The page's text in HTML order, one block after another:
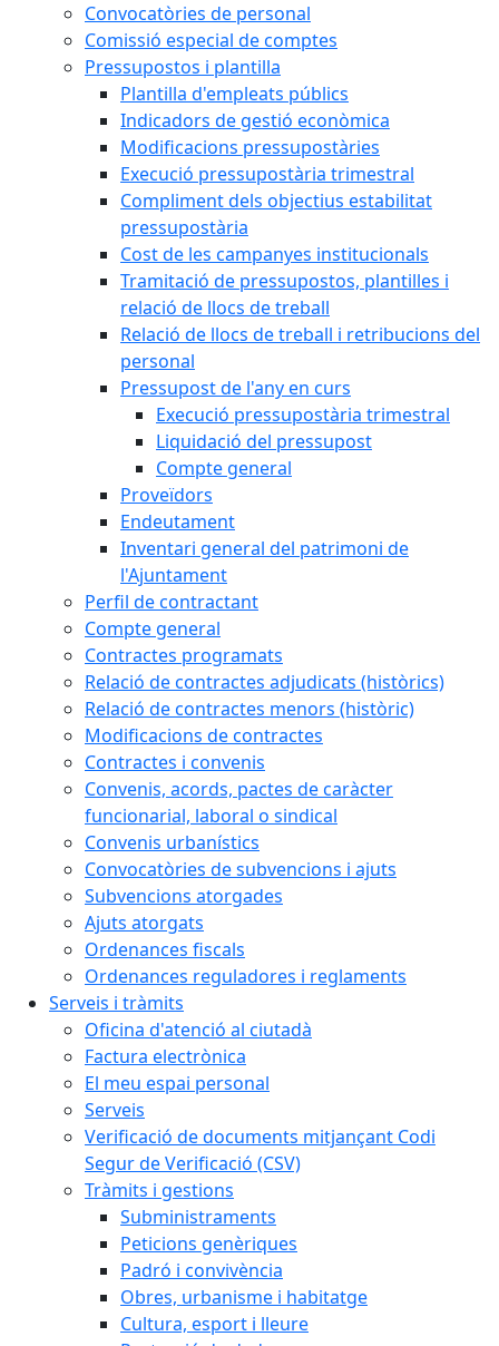
Convocatòries de personal
Comissió especial de comptes
Pressupostos i plantilla
Plantilla d'empleats públics
Indicadors de gestió econòmica
Modificacions pressupostàries
Execució pressupostària trimestral
Compliment dels objectius estabilitat
pressupostària
Cost de les campanyes institucionals
Tramitació de pressupostos, plantilles i
relació de llocs de treball
Relació de llocs de treball i retribucions del
personal
Pressupost de l'any en curs
Execució pressupostària trimestral
Liquidació del pressupost
Compte general
Proveïdors
Endeutament
Inventari general del patrimoni de
l'Ajuntament
Perfil de contractant
Compte general
Contractes programats
Relació de contractes adjudicats (històrics)
Relació de contractes menors (històric)
Modificacions de contractes
Contractes i convenis
Convenis, acords, pactes de caràcter
funcionarial, laboral o sindical
Convenis urbanístics
Convocatòries de subvencions i ajuts
Subvencions atorgades
Ajuts atorgats
Ordenances fiscals
Ordenances reguladores i reglaments
Serveis i tràmits
Oficina d'atenció al ciutadà
Factura electrònica
El meu espai personal
Serveis
Verificació de documents mitjançant Codi
Segur de Verificació (CSV)
Tràmits i gestions
Subministraments
Peticions genèriques
Padró i convivència
Obres, urbanisme i habitatge
Cultura, esport i lleure